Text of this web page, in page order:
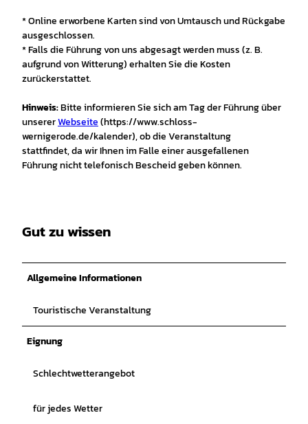
* Online erworbene Karten sind von Umtausch und Rückgabe
ausgeschlossen.
* Falls die Führung von uns abgesagt werden muss (z. B.
aufgrund von Witterung) erhalten Sie die Kosten
zurückerstattet.
Hinweis:Bitte informieren Sie sich am Tag der Führung über
unsererWebseite(https://www.schloss-
wernigerode.de/kalender), ob die Veranstaltung
stattfindet, da wir Ihnen im Falle einer ausgefallenen
Führung nicht telefonisch Bescheid geben können.
Gut zu wissen
Allgemeine Informationen
Touristische Veranstaltung
Eignung
Schlechtwetterangebot
für jedes Wetter